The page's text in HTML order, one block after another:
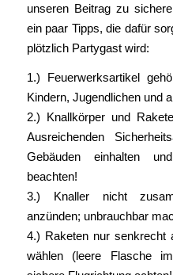
unseren Beitrag zu
ein paar Tipps, die dafür
plötzlich Partygast wird:
1.) Feuerwerksartikel
Kindern, Jugendlichen und
2.) Knallkörper und
Ausreichenden
Gebäuden einhalten
beachten!
3.) Knaller nicht
anzünden; unbrauchbar
4.) Raketen nur senkrecht
wählen (leere Flasche